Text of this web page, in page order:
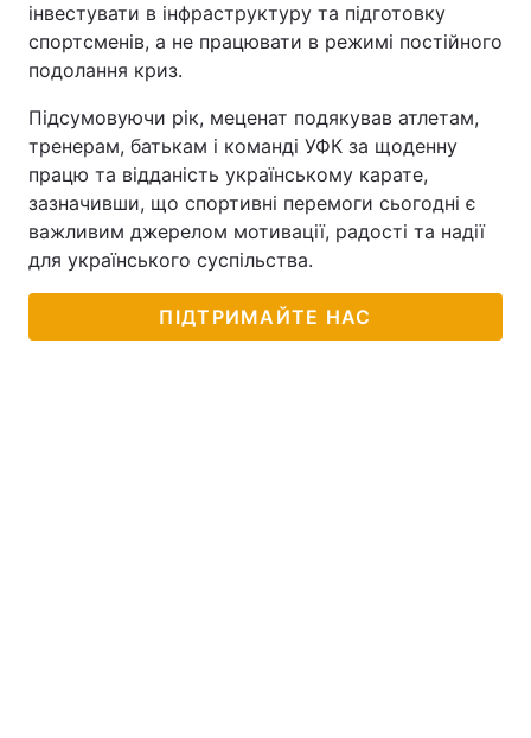
інвестувати в інфраструктуру та підготовку
спортсменів, а не працювати в режимі постійного
подолання криз.
Підсумовуючи рік, меценат подякував атлетам,
тренерам, батькам і команді УФК за щоденну
працю та відданість українському карате,
зазначивши, що спортивні перемоги сьогодні є
важливим джерелом мотивації, радості та надії
для українського суспільства.
ПІДТРИМАЙТЕ НАС